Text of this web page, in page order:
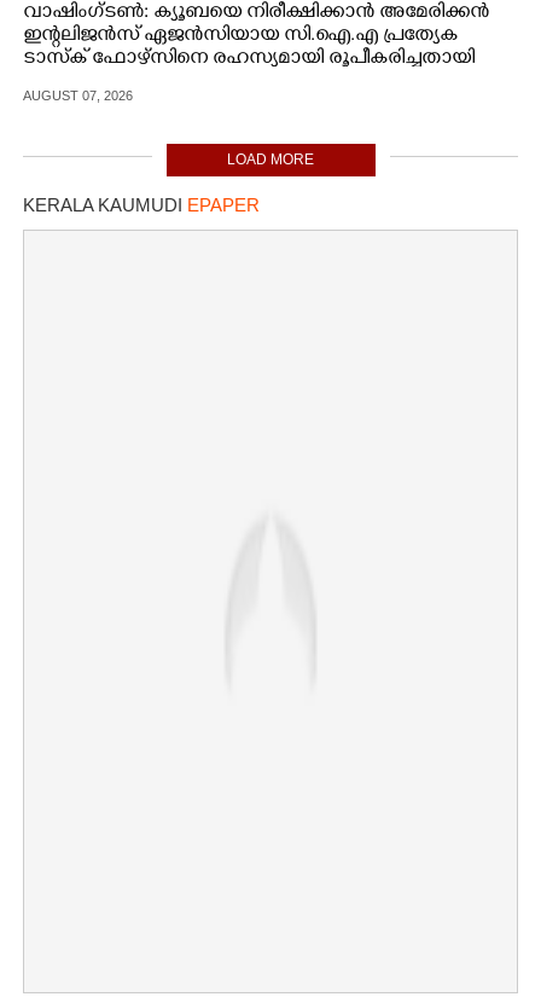
വാഷിംഗ്ടൺ: ക്യൂബയെ നിരീക്ഷിക്കാൻ അമേരിക്കൻ
ഇന്റലിജൻസ് ഏജൻസിയായ സി.ഐ.എ പ്രത്യേക
ടാസ്ക് ഫോഴ്സിനെ രഹസ്യമായി രൂപീകരിച്ചതായി
AUGUST 07, 2026
LOAD MORE
KERALA KAUMUDI EPAPER